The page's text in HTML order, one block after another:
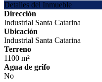
Detalles del Inmueble
Dirección
Industrial Santa Catarina
Ubicación
Industrial Santa Catarina
Terreno
1100 m²
Agua de grifo
No